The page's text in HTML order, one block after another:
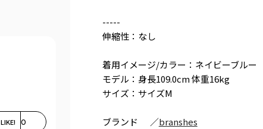
LIKE! 0
-----
伸縮性：なし
着用イメージ/カラー：ネイビーブルー
モデル：身長109.0cm 体重16kg
サイズ：サイズM
ブランド ／branshes